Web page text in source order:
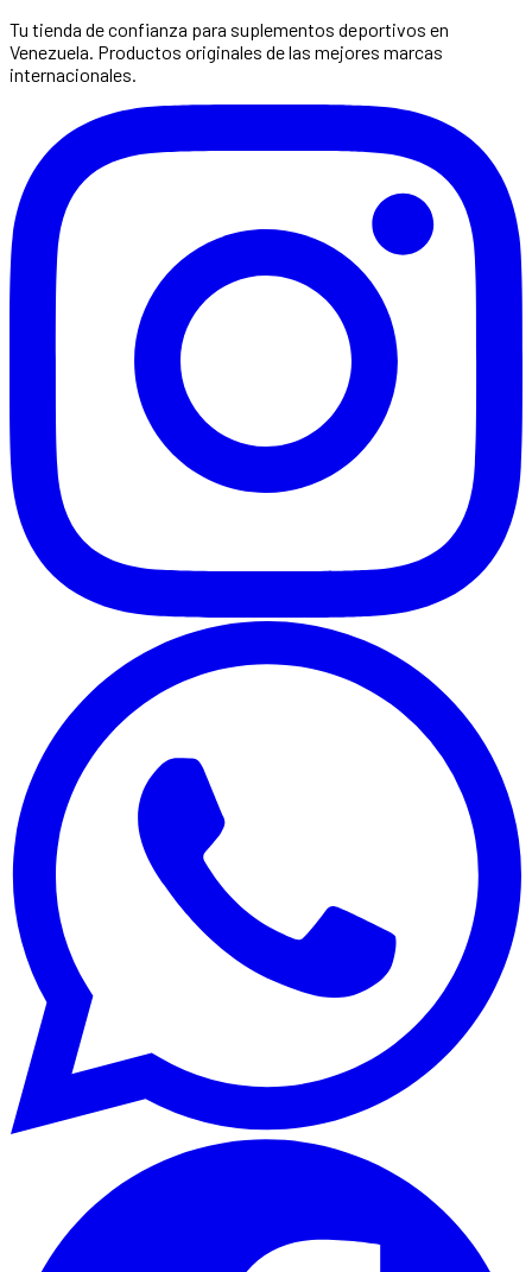
Tu tienda de confianza para suplementos deportivos en
Venezuela. Productos originales de las mejores marcas
internacionales.